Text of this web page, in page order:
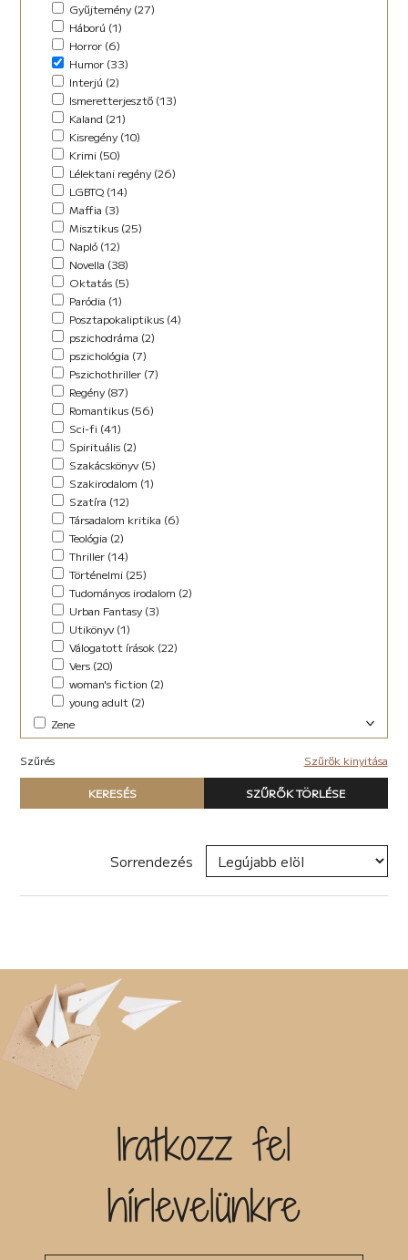
Misztikus (9)
Napló (4)
New Adult (5)
Novella (34)
Oktatás (2)
Paródia (3)
Regény (42)
Romantikus (29)
Sci-fi (14)
Steampunk (1)
Urban Fantasy (2)
Utikönyv (8)
Válogatott írások (48)
Vers (17)
Gyűjtemény (27)
Háború (1)
Horror (6)
Humor (33)
Interjú (2)
Ismeretterjesztő (13)
Kaland (21)
Kisregény (10)
Krimi (50)
Lélektani regény (26)
LGBTQ (14)
Maffia (3)
Misztikus (25)
Napló (12)
Novella (38)
Oktatás (5)
Paródia (1)
Posztapokaliptikus (4)
pszichodráma (2)
pszichológia (7)
Pszichothriller (7)
Regény (87)
Romantikus (56)
Sci-fi (41)
Spirituális (2)
Szakácskönyv (5)
Szakirodalom (1)
Szatíra (12)
Társadalom kritika (6)
Teológia (2)
Thriller (14)
Történelmi (25)
Tudományos irodalom (2)
Urban Fantasy (3)
Utikönyv (1)
Válogatott írások (22)
Vers (20)
woman's fiction (2)
young adult (2)
Zene
Szűrés
Szűrők kinyitása
Típus
Nyomtatott könyv
Sorozat
Címke
Új címke hozzáadása
KERESÉS SZŰRŐK TÖRLÉSE
Sorrendezés
Iratkozz fel
hírlevelünkre